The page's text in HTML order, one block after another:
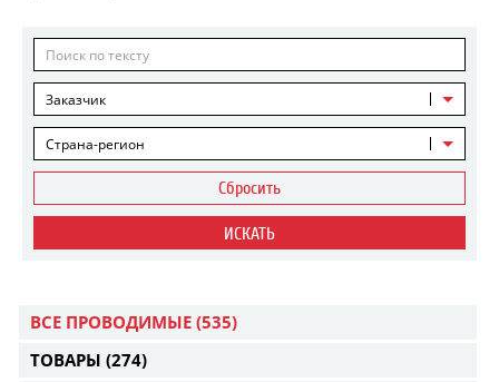
Заказчик
Страна-регион
Сбросить
ИСКАТЬ
ВСЕ ПРОВОДИМЫЕ (535)
ТОВАРЫ (274)